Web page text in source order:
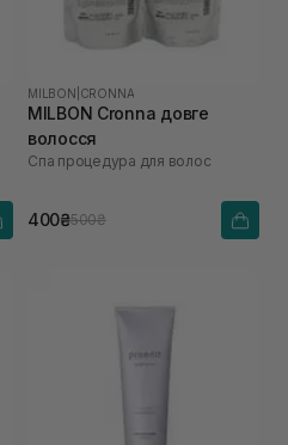
MILBON CRONNA
MILBON Cronna довге
волосся
Спа процедура для волос
400₴500₴